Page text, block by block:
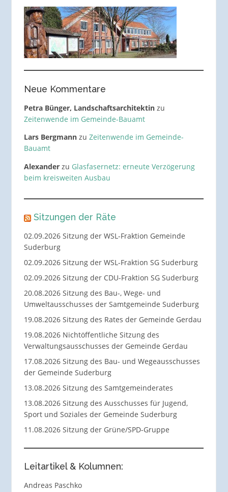
Neue Kommentare
Petra Bünger, Landschaftsarchitektinzu
Zeitenwende im Gemeinde-Bauamt
Lars Bergmannzu Zeitenwende im Gemeinde-
Bauamt
Alexanderzu Glasfasernetz: erneute Verzögerung
beim kreisweiten Ausbau
Sitzungen der Räte
02.09.2026 Sitzung der WSL-Fraktion Gemeinde
Suderburg
02.09.2026 Sitzung der WSL-Fraktion SG Suderburg
02.09.2026 Sitzung der CDU-Fraktion SG Suderburg
20.08.2026 Sitzung des Bau-, Wege- und
Umweltausschusses der Samtgemeinde Suderburg
19.08.2026 Sitzung des Rates der Gemeinde Gerdau
19.08.2026 Nichtöffentliche Sitzung des
Verwaltungsausschusses der Gemeinde Gerdau
17.08.2026 Sitzung des Bau- und Wegeausschusses
der Gemeinde Suderburg
13.08.2026 Sitzung des Samtgemeinderates
13.08.2026 Sitzung des Ausschusses für Jugend,
Sport und Soziales der Gemeinde Suderburg
11.08.2026 Sitzung der Grüne/SPD-Gruppe
Leitartikel & Kolumnen:
Andreas Paschko